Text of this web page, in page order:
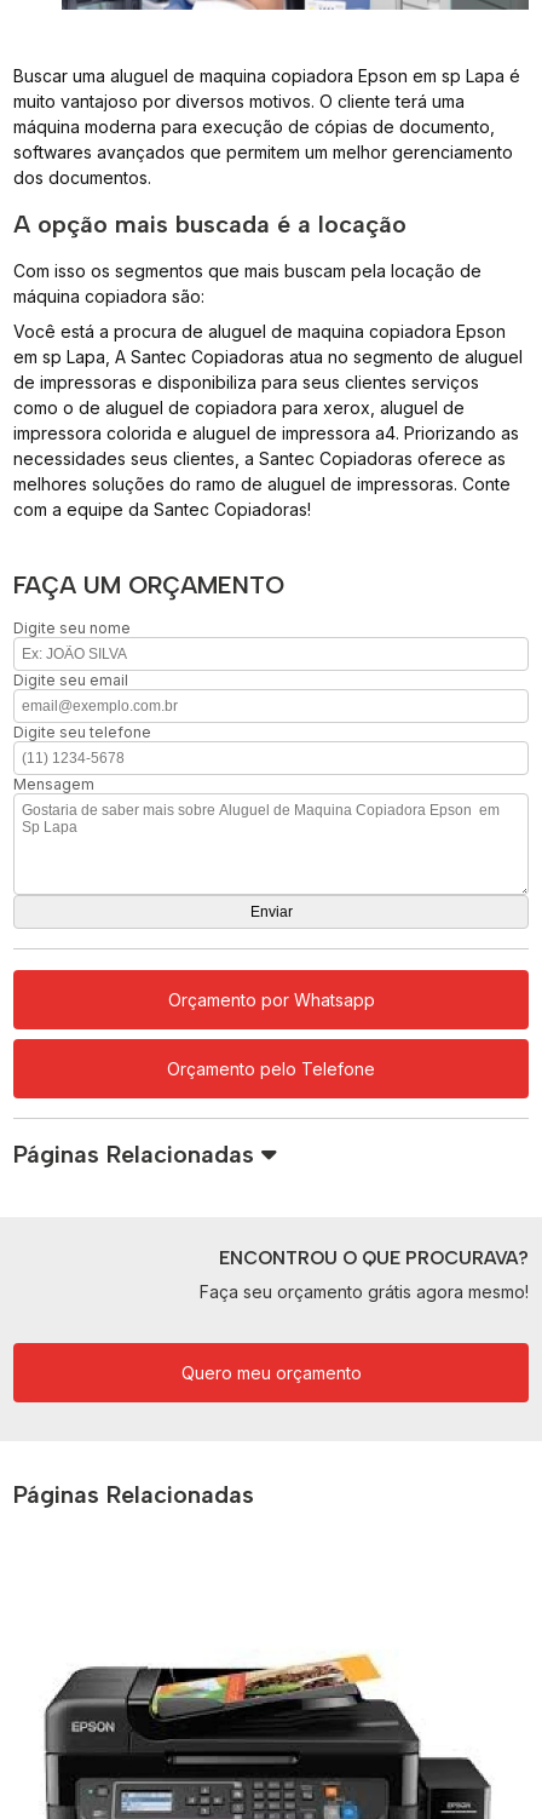
Buscar uma aluguel de maquina copiadora Epson em sp Lapa é
muito vantajoso por diversos motivos. O cliente terá uma
máquina moderna para execução de cópias de documento,
softwares avançados que permitem um melhor gerenciamento
dos documentos.
A opção mais buscada é a locação
Com isso os segmentos que mais buscam pela locação de
máquina copiadora são:
Você está a procura de aluguel de maquina copiadora Epson
em sp Lapa, A Santec Copiadoras atua no segmento de aluguel
de impressoras e disponibiliza para seus clientes serviços
como o de aluguel de copiadora para xerox, aluguel de
impressora colorida e aluguel de impressora a4. Priorizando as
necessidades seus clientes, a Santec Copiadoras oferece as
melhores soluções do ramo de aluguel de impressoras. Conte
com a equipe da Santec Copiadoras!
FAÇA UM ORÇAMENTO
Digite seu nome
Digite seu email
Digite seu telefone
Mensagem
Orçamento por Whatsapp
Orçamento pelo Telefone
Páginas Relacionadas
ENCONTROU O QUE PROCURAVA?
Faça seu orçamento grátis agora mesmo!
Quero meu orçamento
Páginas Relacionadas